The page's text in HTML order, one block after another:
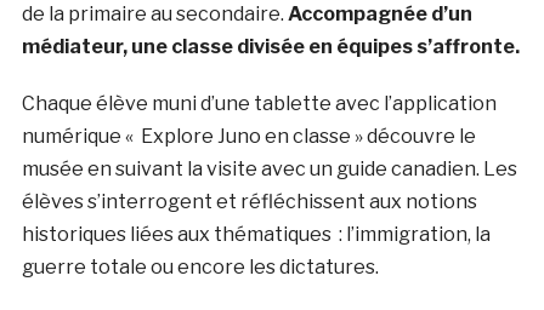
de la primaire au secondaire. Accompagnée d’un
médiateur, une classe divisée en équipes s’affronte.
Chaque élève muni d’une tablette avec l’application
numérique « Explore Juno en classe » découvre le
musée en suivant la visite avec un guide canadien. Les
élèves s’interrogent et réfléchissent aux notions
historiques liées aux thématiques : l’immigration, la
guerre totale ou encore les dictatures.